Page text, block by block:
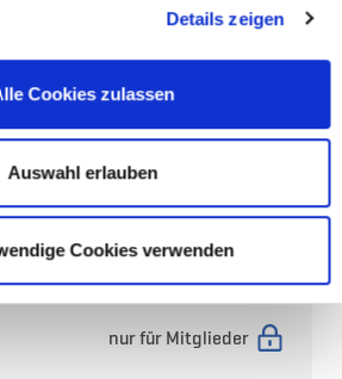
Details zeigen
Cookies zulassen
Auswahl erlauben
Cookies verwenden
zertifiziertes Abholsystem
nur für Mitglieder
Antwerpen-Brügge -
Abholsystem
nur für Mitglieder
belgische Mauttarife
nur für Mitglieder